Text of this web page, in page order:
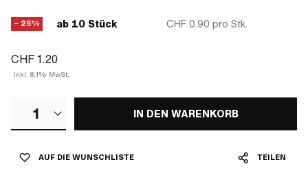
− 25% ab 10 Stück CHF 0.90 pro Stk.
CHF 1.20
Inkl. 8.1% MwSt.
1 IN DEN WARENKORB
AUF DIE WUNSCHLISTE TEILEN